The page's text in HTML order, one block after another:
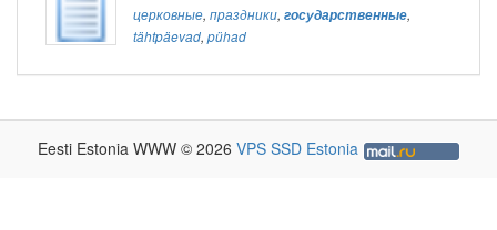
церковные, праздники, государственные,
tähtpäevad, pühad
Eesti Estonia WWW © 2026 VPS SSD Estonia